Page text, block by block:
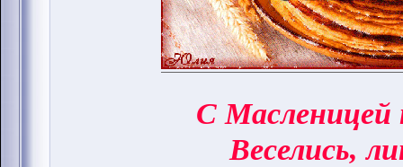
С Масленицей
Веселись,